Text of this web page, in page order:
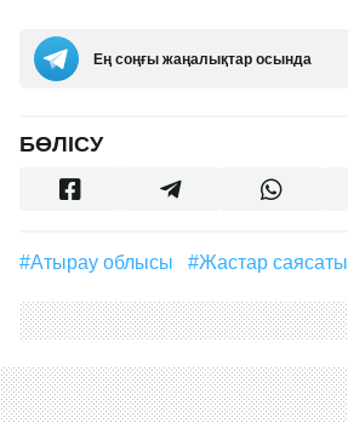
Ең соңғы жаңалықтар осында
БӨЛІСУ
#Атырау облысы #жастар саясаты